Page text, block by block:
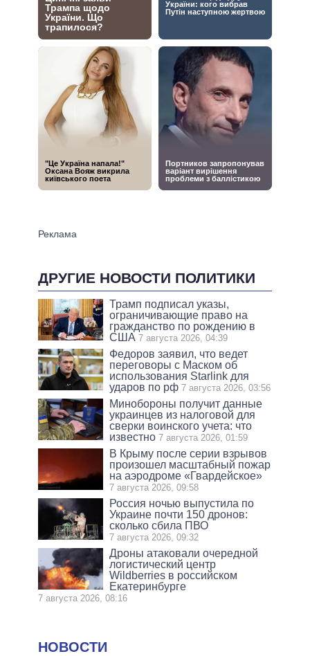
ДРУГИЕ НОВОСТИ ПОЛИТИКИ
Трамп подписал указы,
ограничивающие право на
гражданство по рождению в
США 7 августа 2026, 04:39
Федоров заявил, что ведет
переговоры с Маском об
использования Starlink для
ударов по рф 7 августа 2026, 03:56
Минобороны получит данные
украинцев из налоговой для
сверки воинского учета: что
известно 7 августа 2026, 01:59
В Крыму после серии взрывов
произошел масштабный пожар
на аэродроме «Гвардейское»
7 августа 2026, 09:58
Россия ночью выпустила по
Украине почти 150 дронов:
сколько сбила ПВО
7 августа 2026, 09:32
Дроны атаковали очередной
логистический центр
Wildberries в российском
Екатеринбурге
7 августа 2026, 08:16
НОВОСТИ